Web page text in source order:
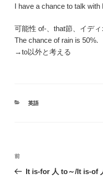
I have a chance to talk with
可能性 of-、that節、イディ
The chance of rain is 50%.
→to以外と考える
カ
英語
投
前
の
前
It is-for 人 to～/It is-of